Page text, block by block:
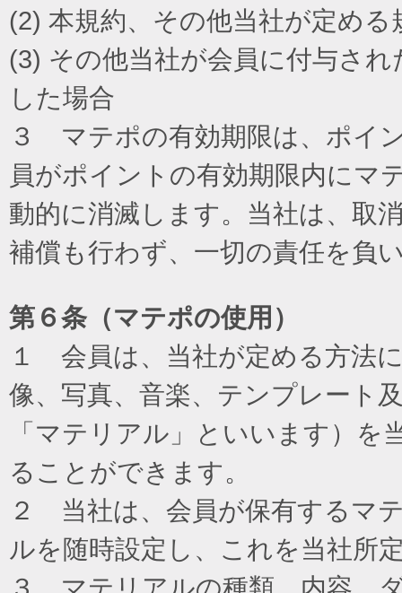
(2) 本規約、その他当社が定め
(3) その他当社が会員に付与さ
した場合
３ マテポの有効期限は、ポイ
員がポイントの有効期限内にマ
動的に消滅します。当社は、取
補償も行わず、一切の責任を負
第６条（マテポの使用）
１ 会員は、当社が定める方法
像、写真、音楽、テンプレート
「マテリアル」といいます）
ることができます。
２ 当社は、会員が保有するマ
ルを随時設定し、これを当社所